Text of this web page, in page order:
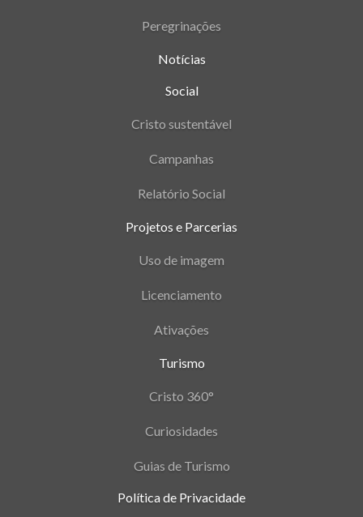
Peregrinações
Notícias
Social
Cristo sustentável
Campanhas
Relatório Social
Projetos e Parcerias
Uso de imagem
Licenciamento
Ativações
Turismo
Cristo 360°
Curiosidades
Guias de Turismo
Política de Privacidade